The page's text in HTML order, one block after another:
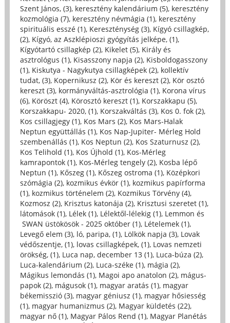
Szent János, (3), keresztény kalendárium (5), keresztény
kozmológia (7), keresztény névmágia (1), keresztény
spirituális esszé (1), Kereszténység (3), Kígyó csillagkép,
(2), Kígyó, az Aszklépioszi gyógyítás jelképe, (1),
Kígyótartó csillagkép (2), Kikelet (5), Király és
asztrológus (1), Kisasszony napja (2), Kisboldogasszony
(1), Kiskutya - Nagykutya csillagképek (2), kollektív
tudat, (3), Kopernikusz (2), Kör és kereszt (2), Kör osztó
kereszt (3), kormányváltás-asztrológia (1), Korona vírus
(6), Köröszt (4), Körosztó kereszt (1), Korszakkapu (5),
Korszakkapu- 2020, (1), Korszakváltás (3), Kos 0. fok (2),
Kos csillagjegy (1), Kos Mars (2), Kos Mars-Halak
Neptun együttállás (1), Kos Nap-Jupiter- Mérleg Hold
szembenállás (1), Kos Neptun (2), Kos Szaturnusz (2),
Kos Telihold (1), Kos Újhold (1), Kos-Mérleg
kamrapontok (1), Kos-Mérleg tengely (2), Kosba lépő
Neptun (1), Kőszeg (1), Kőszeg ostroma (1), Középkori
szómágia (2), kozmikus évkör (1), kozmikus papírforma
(1), kozmikus történelem (2), Kozmikus Törvény (4),
Kozmosz (2), Krisztus katonája (2), Krisztusi szeretet (1),
látomások (1), Lélek (1), Lélektől-lélekig (1), Lemmon és
SWAN üstökösök - 2025 október (1), Lételemek (1),
Levegő elem (3), ló, paripa, (1), Lölkök napja (3), Lovak
védőszentje, (1), lovas csillagképek, (1), Lovas nemzeti
örökség, (1), Luca nap, december 13 (1), Luca-búza (2),
Luca-kalendárium (2), Luca-széke (1), mágia (2),
Mágikus lemondás (1), Magoi apo anatolon (2), mágus-
papok (2), mágusok (1), magyar aratás (1), magyar
békemisszió (3), magyar géniusz (1), magyar hősiesség
(1), magyar humanizmus (2), Magyar küldetés (22),
magyar nő (1), Magyar Pálos Rend (1), Magyar Planétás